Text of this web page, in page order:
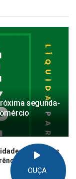
OUÇA
segunda-
esportivas
Mura Mura